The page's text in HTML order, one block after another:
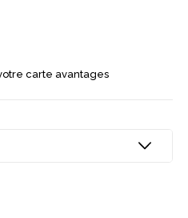
carte avantages